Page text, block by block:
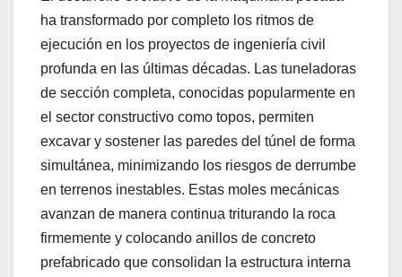
ha transformado por completo los ritmos de
ejecución en los proyectos de ingeniería civil
profunda en las últimas décadas. Las tuneladoras
de sección completa, conocidas popularmente en
el sector constructivo como topos, permiten
excavar y sostener las paredes del túnel de forma
simultánea, minimizando los riesgos de derrumbe
en terrenos inestables. Estas moles mecánicas
avanzan de manera continua triturando la roca
firmemente y colocando anillos de concreto
prefabricado que consolidan la estructura interna